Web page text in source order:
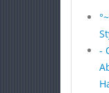
-